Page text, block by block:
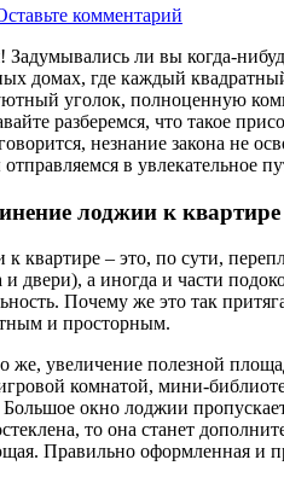
комментарий
Задумывались ли вы когда-
домах, где каждый
уголок, полноценную
разберемся, что такое
незнание закона не
в увлекательное
лоджии к
квартире – это, по сути,
и двери), а иногда и части
Почему же это так
и просторным.
же, увеличение полезной
комнатой, мини-
окно лоджии
то она станет
Правильно оформленная